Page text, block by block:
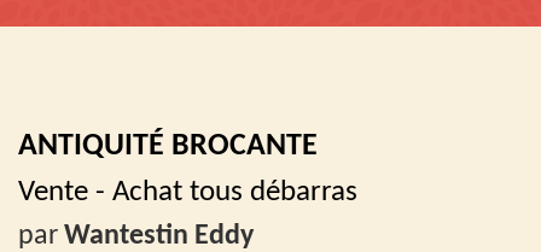
ANTIQUITÉ BROCANTE
Vente - Achat tous débarras
par Wantestin Eddy